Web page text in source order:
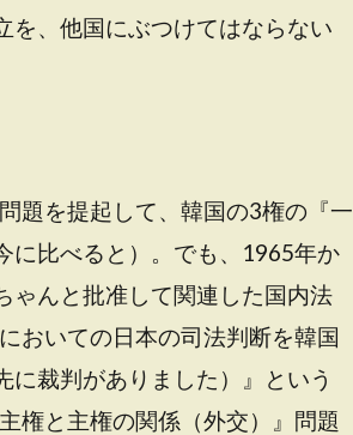
を、他国にぶつけてはならない
題を提起して、韓国の3権の『一
に比べると）。でも、1965年か
ゃんと批准して関連した国内法
おいての日本の司法判断を韓国
裁判がありました）』という
権と主権の関係（外交）』問題